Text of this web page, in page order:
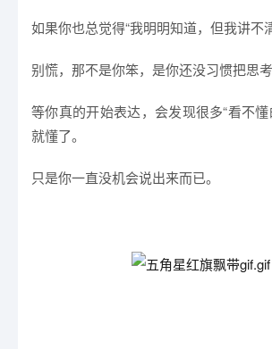
如果你也总觉得“我明明知道，但我讲不清
别慌，那不是你笨，是你还没习惯把思考
等你真的开始表达，会发现很多“看不
就懂了。
只是你一直没机会说出来而已。